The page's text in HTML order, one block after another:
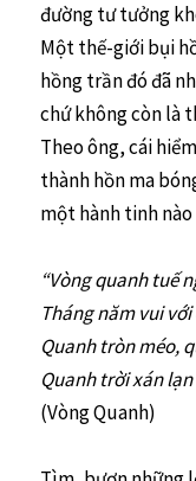
đường tư tưởng
Một thế-giới bụi
hồng trần đó đã
chứ không còn là
Theo ông, cái
thành hồn ma
một hành tinh nào
“Vòng quanh tuế
Tháng năm vui
Quanh tròn méo,
Quanh trời xán
(Vòng Quanh)